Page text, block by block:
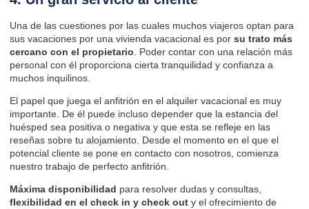
Una de las cuestiones por las cuales muchos viajeros optan para
sus vacaciones por una vivienda vacacional es por su trato más
cercano con el propietario . Poder contar con una relación más
personal con él proporciona cierta tranquilidad y confianza a
muchos inquilinos.
El papel que juega el anfitrión en el alquiler vacacional es muy
importante. De él puede incluso depender que la estancia del
huésped sea positiva o negativa y que esta se refleje en las
reseñas sobre tu alojamiento. Desde el momento en el que el
potencial cliente se pone en contacto con nosotros, comienza
nuestro trabajo de perfecto anfitrión.
Máxima disponibilidad para resolver dudas y consultas,
flexibilidad en el check in y check out y el ofrecimiento de